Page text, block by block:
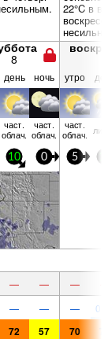
22°C в
8
день ночь утро
част.
облач.
част.
облач.
част.
облач.
10 0 5
— — —
— — —
72 57 70